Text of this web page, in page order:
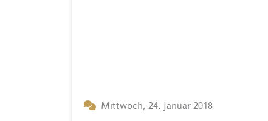
Mittwoch, 24. Januar 2018